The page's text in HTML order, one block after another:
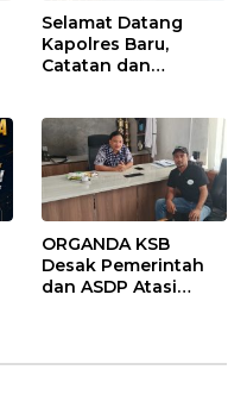
Selamat Datang
Kapolres Baru,
Catatan dan
Sumbawa Barat
ORGANDA KSB
Desak Pemerintah
dan ASDP Atasi